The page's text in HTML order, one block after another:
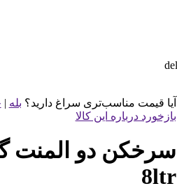
آیا قیمت مناسب‌تری سراغ دارید؟ بله |
بازخورد درباره این کالا
8ltr